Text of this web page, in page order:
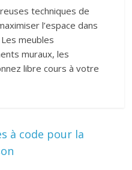
techniques de
l’espace dans
meubles
muraux, les
libre cours à votre
à code pour la